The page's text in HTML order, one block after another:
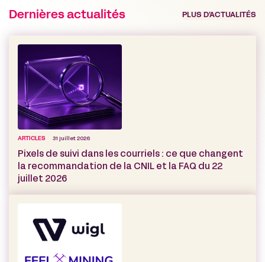
Dernières actualités PLUS D’ACTUALITÉS
ARTICLES 31 juillet 2026
Pixels de suivi dans les courriels : ce que changent
la recommandation de la CNIL et la FAQ du 22
juillet 2026